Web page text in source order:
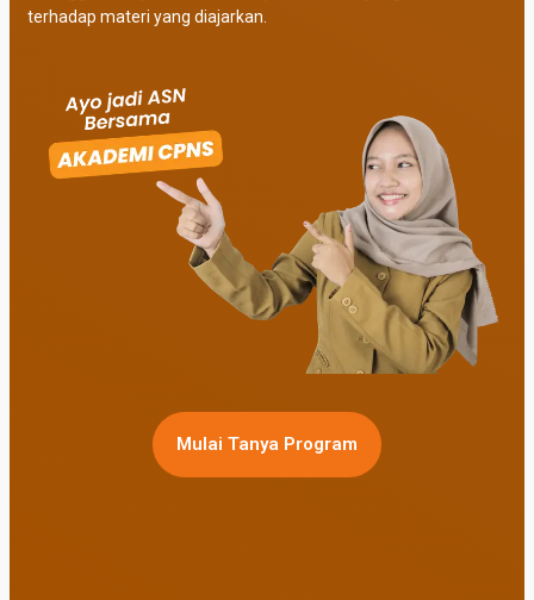
terhadap materi yang diajarkan.
Mulai Tanya Program